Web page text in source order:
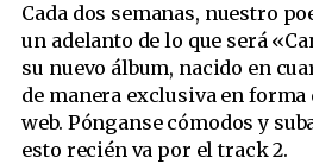
Cada dos semanas, nuestro
un adelanto de lo que será
su nuevo álbum, nacido en
de manera exclusiva en forma
web. Pónganse cómodos y
esto recién va por el track 2.